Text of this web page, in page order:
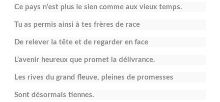
Ce pays n’est plus le sien comme aux vieux temps.
Tu as permis ainsi à tes frères de race
De relever la tête et de regarder en face
L’avenir heureux que promet la délivrance.
Les rives du grand fleuve, pleines de promesses
Sont désormais tiennes.